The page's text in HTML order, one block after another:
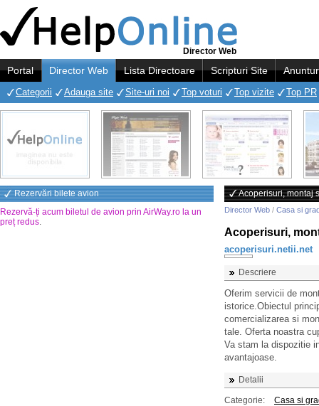
Director Web
Portal Director Web Lista Directoare Scripturi Site
Categorii Adauga site Site-uri noi Top voturi Top vizite Top PR
Rezervări bilete avion
Rezervă-ți acum biletul de avion prin AirWay.ro la un
preț redus.
Acoperisuri, montaj
Director Web / Casa si
Acoperisuri,
acoperisuri.netii.net
Descriere
Oferim servicii de
istorice.Obiectul
comercializarea si
tale. Oferta noastra
Va stam la dispozitie
avantajoase.
Detalii
Categorie:
Casa si